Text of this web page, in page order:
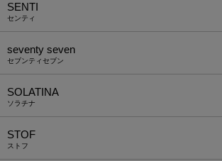
SENTI
センティ
seventy seven
セブンティセブン
SOLATINA
ソラチナ
STOF
ストフ